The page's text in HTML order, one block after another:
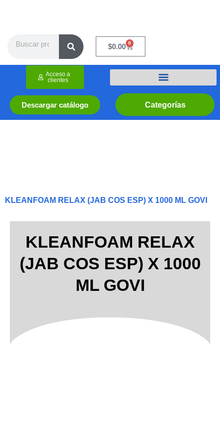
$0.00 0
Cart
Categorías
Descargar catálogo
Acceso a
clientes
KLEANFOAM RELAX (JAB COS ESP) X 1000 ML GOVI
KLEANFOAM RELAX
(JAB COS ESP) X 1000
ML GOVI